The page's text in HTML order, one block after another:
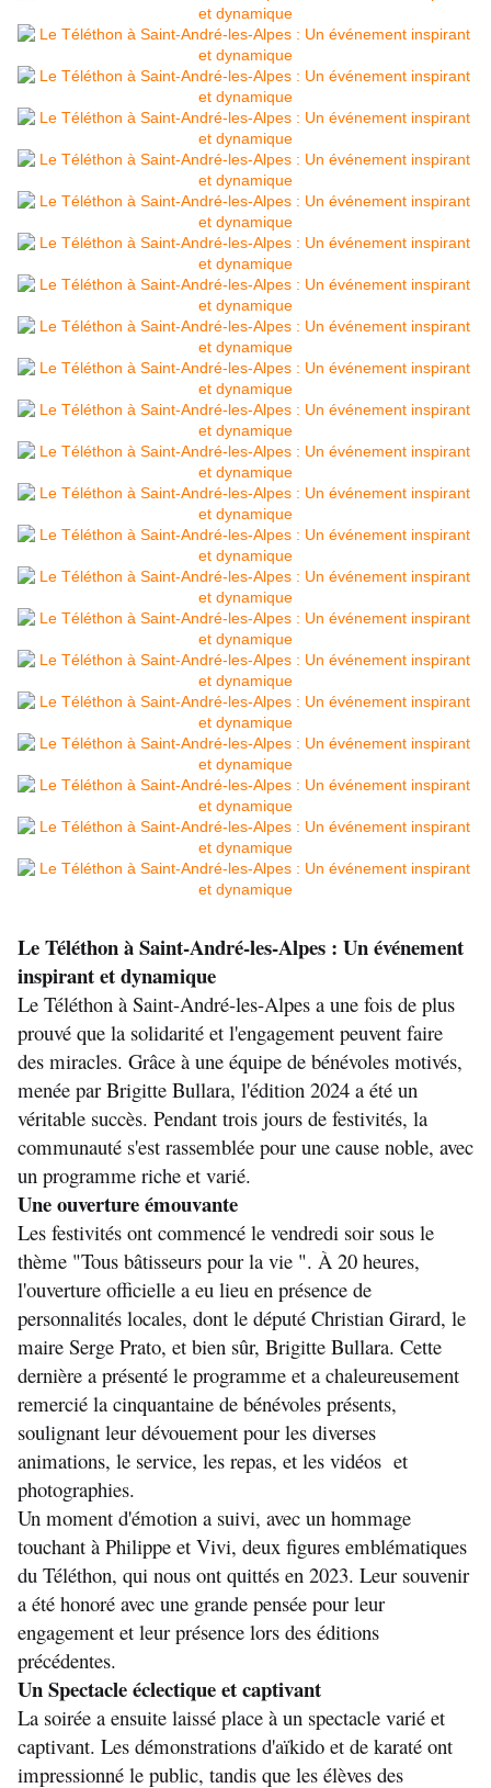
Le Téléthon à Saint-André-les-Alpes : Un événement
inspirant et dynamique
Le Téléthon à Saint-André-les-Alpes a une fois de plus
prouvé que la solidarité et l'engagement peuvent faire
des miracles. Grâce à une équipe de bénévoles motivés,
menée par Brigitte Bullara, l'édition 2024 a été un
véritable succès. Pendant trois jours de festivités, la
communauté s'est rassemblée pour une cause noble, avec
un programme riche et varié.
Une ouverture émouvante
Les festivités ont commencé le vendredi soir sous le
thème "Tous bâtisseurs pour la vie ". À 20 heures,
l'ouverture officielle a eu lieu en présence de
personnalités locales, dont le député Christian Girard, le
maire Serge Prato, et bien sûr, Brigitte Bullara. Cette
dernière a présenté le programme et a chaleureusement
remercié la cinquantaine de bénévoles présents,
soulignant leur dévouement pour les diverses
animations, le service, les repas, et les vidéos  et
photographies.
Un moment d'émotion a suivi, avec un hommage
touchant à Philippe et Vivi, deux figures emblématiques
du Téléthon, qui nous ont quittés en 2023. Leur souvenir
a été honoré avec une grande pensée pour leur
engagement et leur présence lors des éditions
précédentes.
Un Spectacle éclectique et captivant
La soirée a ensuite laissé place à un spectacle varié et
captivant. Les démonstrations d'aïkido et de karaté ont
impressionné le public, tandis que les élèves des